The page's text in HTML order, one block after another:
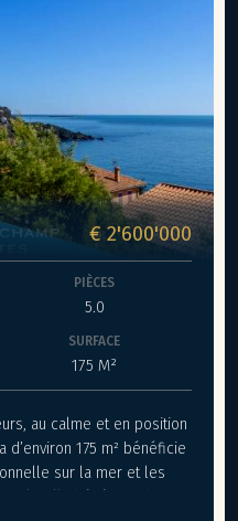
€ 2'600'000
PIÈCES
5.0
SURFACE
175 M²
au calme et en position
175 m² bénéficie
sur la mer et les